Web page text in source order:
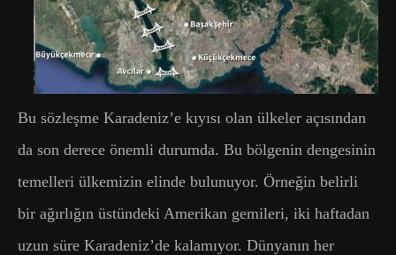
Bu sözleşme Karadeniz’e kıyısı olan ülkeler açısından
da son derece önemli durumda. Bu bölgenin dengesinin
temelleri ülkemizin elinde bulunuyor. Örneğin belirli
bir ağırlığın üstündeki Amerikan gemileri, iki haftadan
uzun süre Karadeniz’de kalamıyor. Dünyanın her